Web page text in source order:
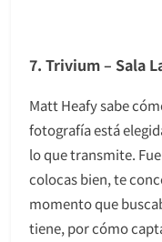
7. Trivium – Sala
Matt Heafy sabe
fotografía está
lo que transmite.
colocas bien, te
momento que
tiene, por cómo